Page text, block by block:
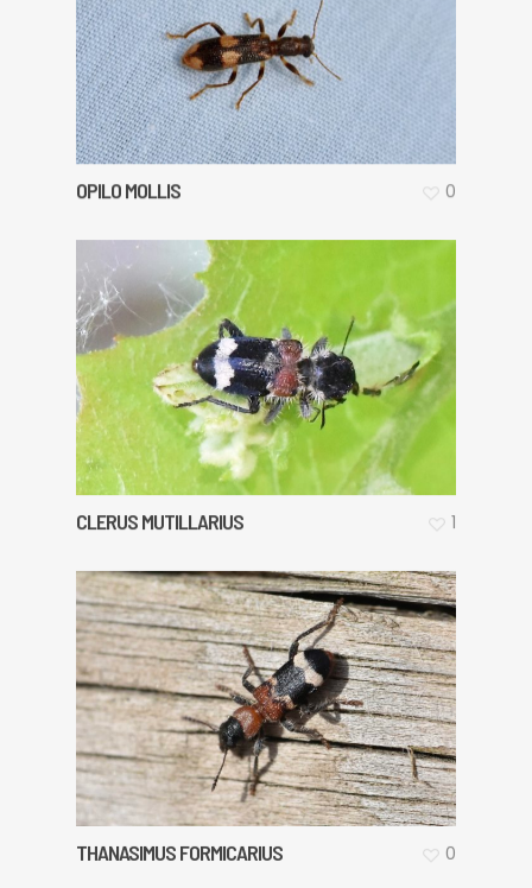
OPILO MOLLIS 0
CLERUS MUTILLARIUS 1
THANASIMUS FORMICARIUS 0